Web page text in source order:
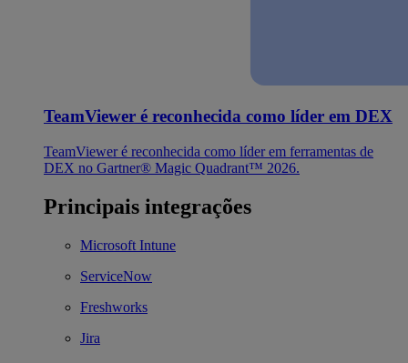
TeamViewer é reconhecida como líder em DEX
TeamViewer é reconhecida como líder em ferramentas de
DEX no Gartner® Magic Quadrant™ 2026.
Principais integrações
Microsoft Intune
ServiceNow
Freshworks
Jira